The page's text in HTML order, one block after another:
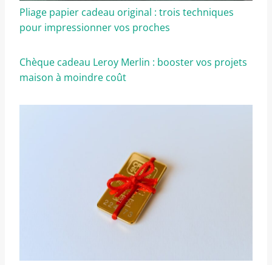
Pliage papier cadeau original : trois techniques
pour impressionner vos proches
Chèque cadeau Leroy Merlin : booster vos projets
maison à moindre coût